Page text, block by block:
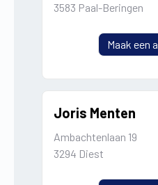
3583 Paal-Beringen
Maak een
Joris Menten
Ambachtenlaan 19
3294 Diest